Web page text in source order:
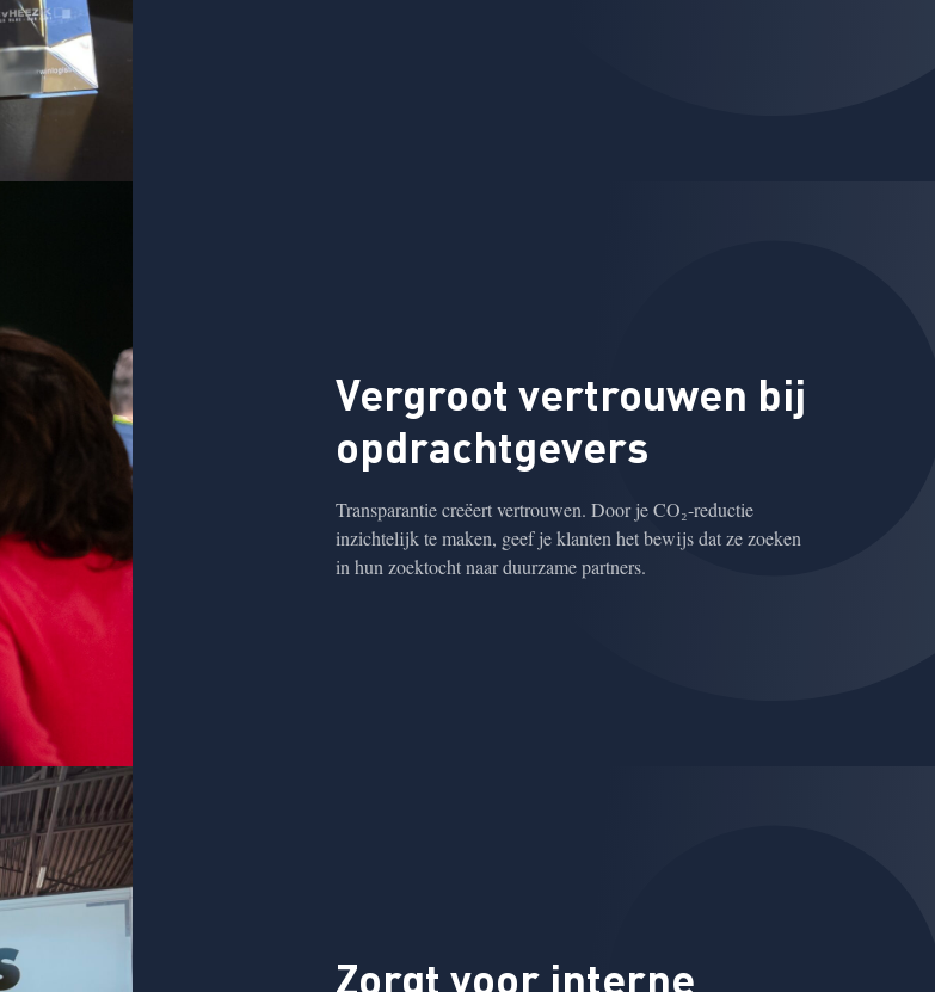
Vergroot vertrouwen bij
opdrachtgevers
Transparantie creëert vertrouwen. Door je CO₂-reductie
inzichtelijk te maken, geef je klanten het bewijs dat ze zoeken
in hun zoektocht naar duurzame partners.
Zorgt voor interne